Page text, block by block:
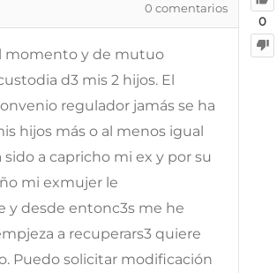
0
0 comentarios
momento y de mutuo
d3 mis 2 hijos. El
regulador jamás se ha
hijos más o al menos igual
a capricho mi ex y por su
mi exmujer le
y desde entonc3s me he
a recuperars3 quiere
Puedo solicitar modificación